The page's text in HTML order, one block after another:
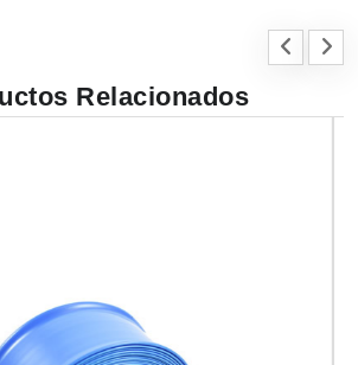
Relacionados